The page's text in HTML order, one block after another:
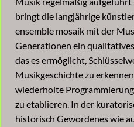
bringt die langjährige
ensemble mosaik mit der
Generationen ein
das es ermöglicht,
Musikgeschichte zu
wiederholte
zu etablieren. In der
historisch Gewordenes wie